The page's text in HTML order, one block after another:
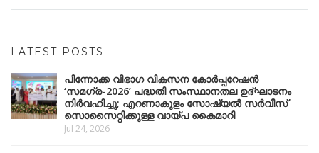
LATEST POSTS
പിന്നോക്ക വിഭാഗ വികസന കോർപ്പറേഷൻ
‘സമഗ്ര-2026’ പദ്ധതി സംസ്ഥാനതല ഉദ്ഘാടനം
നിർവഹിച്ചു; എറണാകുളം സോഷ്യൽ സർവീസ്
സൊസൈറ്റിക്കുള്ള വായ്പ കൈമാറി
Jul 24, 2026